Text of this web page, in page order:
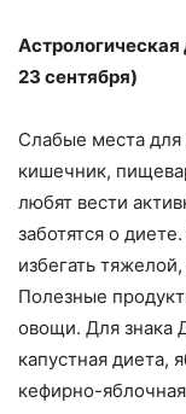
23 сентября)
Слабые места
кишечник,
любят вести
заботятся о
избегать
Полезные
овощи. Для знака
капустная диета,
кефирно-